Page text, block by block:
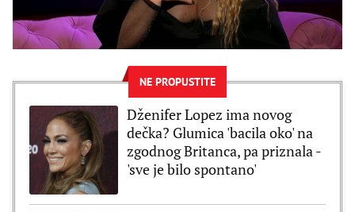
NE PROPUSTITE
Dženifer Lopez ima novog
dečka? Glumica 'bacila oko' na
zgodnog Britanca, pa priznala -
'sve je bilo spontano'